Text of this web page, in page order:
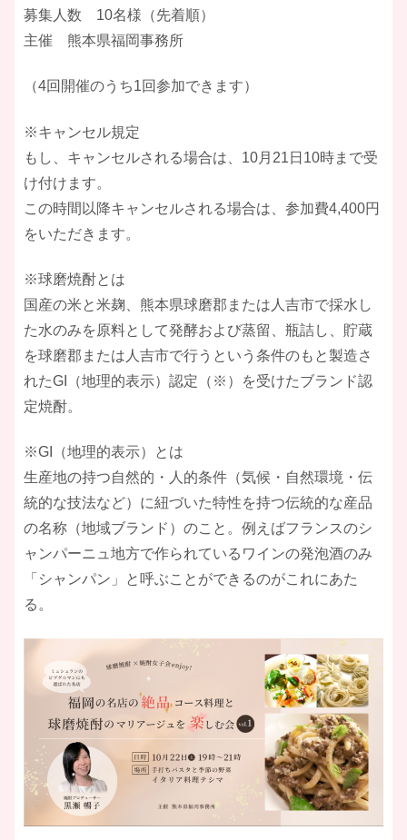
募集人数 10名様（先着順）
主催 熊本県福岡事務所
（4回開催のうち1回参加できます）
※キャンセル規定
もし、キャンセルされる場合は、10月21日10時まで受
け付けます。
この時間以降キャンセルされる場合は、参加費4,400円
をいただきます。
※球磨焼酎とは
国産の米と米麹、熊本県球磨郡または人吉市で採水し
た水のみを原料として発酵および蒸留、瓶詰し、貯蔵
を球磨郡または人吉市で行うという条件のもと製造さ
れたGI（地理的表示）認定（※）を受けたブランド認
定焼酎。
※GI（地理的表示）とは
生産地の持つ自然的・人的条件（気候・自然環境・伝
統的な技法など）に紐づいた特性を持つ伝統的な産品
の名称（地域ブランド）のこと。例えばフランスのシ
ャンパーニュ地方で作られているワインの発泡酒のみ
「シャンパン」と呼ぶことができるのがこれにあた
る。